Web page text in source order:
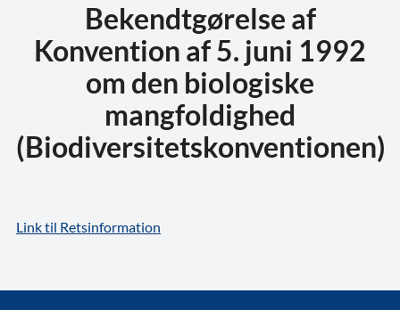
Bekendtgørelse af
Konvention af 5. juni 1992
om den biologiske
mangfoldighed
(Biodiversitetskonventionen)
Link til Retsinformation